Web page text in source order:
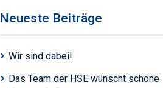
Neueste Beiträge
Wir sind dabei!
Das Team der HSE wünscht schöne